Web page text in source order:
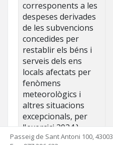
corresponents a les
despeses derivades
de les subvencions
concedides per
restablir els béns i
serveis dels ens
locals afectats per
fenòmens
meteorològics i
altres situacions
excepcionals, per
l'exercici 2024.}
Passeig de Sant Antoni 100,